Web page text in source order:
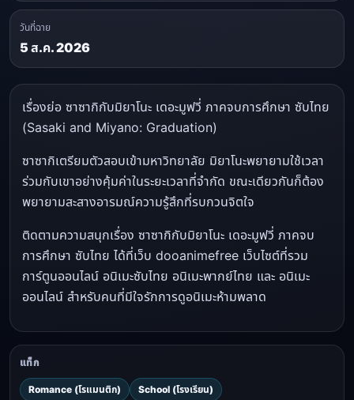
วันที่ฉาย
5 ส.ค. 2026
เรื่องย่อ ซาซากิกับมิยาโนะ เดอะมูฟวี่ ภาคจบการศึกษา ซับไทย
(Sasaki and Miyano: Graduation)
ซาซากิเตรียมตัวสอบเข้ามหาวิทยาลัย มิยาโนะพยายามใช้เวลา
ร่วมกับเขาอย่างคุ้มค่าในระยะเวลาที่จำกัด ขณะเดียวกันก็ต้อง
พยายามสะสางอารมณ์ความรู้สึกที่รบกวนจิตใจ
ติดตามความสนุกเรื่อง ซาซากิกับมิยาโนะ เดอะมูฟวี่ ภาคจบ
การศึกษา ซับไทย ได้ที่เว็บ dooanimefree เว็บไซต์ที่รวม
การ์ตูนออนไลน์ อนิเมะซับไทย อนิเมะพากย์ไทย และ อนิเมะ
ออนไลน์ สำหรับคนที่มีใจรักการดูอนิเมะห้ามพลาด
แท็ก
Romance (โรแมนติก) School (โรงเรียน)